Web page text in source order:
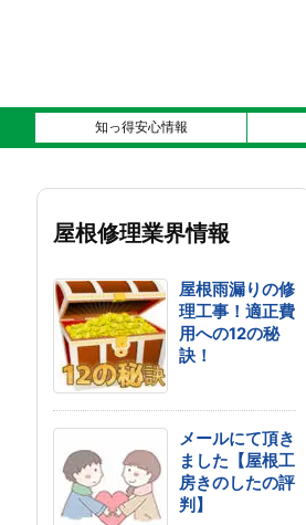
知っ得安心情報
屋根修理業界情報
屋根雨漏りの修
理工事！適正費
用への12の秘
訣！
メールにて頂き
ました【屋根工
房きのしたの評
判】